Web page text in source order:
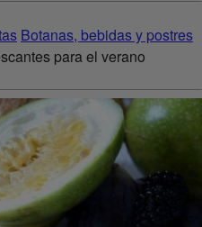
Botanas, bebidas y postres
para el verano